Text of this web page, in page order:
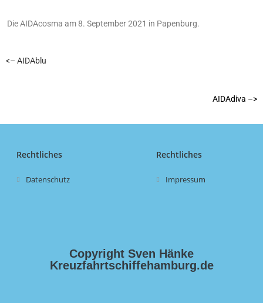
Die AIDAcosma am 8. September 2021 in Papenburg.
<– AIDAblu
AIDAdiva –>
Rechtliches
Datenschutz
Rechtliches
Impressum
Copyright Sven Hänke
Kreuzfahrtschiffehamburg.de